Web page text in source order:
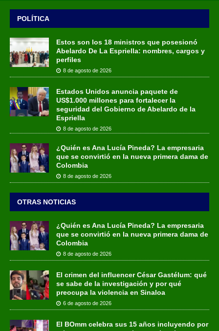
POLÍTICA
Estos son los 18 ministros que posesionó
Abelardo De La Espriella: nombres, cargos y
perfiles
8 de agosto de 2026
Estados Unidos anuncia paquete de
US$1.000 millones para fortalecer la
seguridad del Gobierno de Abelardo de la
Espriella
8 de agosto de 2026
¿Quién es Ana Lucía Pineda? La empresaria
que se convirtió en la nueva primera dama de
Colombia
8 de agosto de 2026
OTRAS NOTICIAS
¿Quién es Ana Lucía Pineda? La empresaria
que se convirtió en la nueva primera dama de
Colombia
8 de agosto de 2026
El crimen del influencer César Gastélum: qué
se sabe de la investigación y por qué
preocupa la violencia en Sinaloa
6 de agosto de 2026
El BOmm celebra sus 15 años incluyendo por